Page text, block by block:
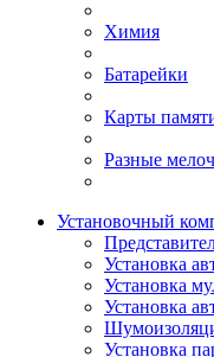
Химия
Батарейки
Карты
Разные
Установочный
Установка
Установка
Установка
Установка